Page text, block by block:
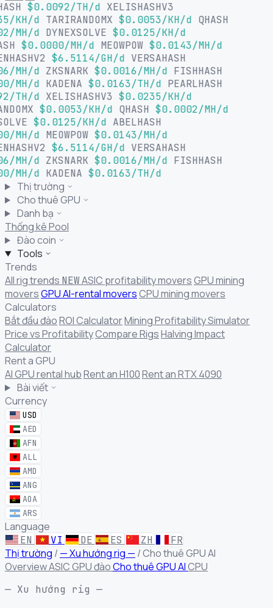
$0.0092/TH/d
XELISHASHV3
KH/d
TARIRANDOMX $0.0053/KH/d
QHASH
MH/d
DYNEXSOLVE $0.0125/KH/d
$0.0000/MH/d MEOWPOW $0.0143/MH/d
$6.5114/GH/d
VERSAHASH
MH/d
ZKSNARK $0.0016/MH/d
FISHHASH
MH/d
KADENA $0.0163/TH/d
PEARLHASH
TH/d
XELISHASHV3 $0.0235/KH/d
$0.0053/KH/d QHASH $0.0002/MH/d
$0.0125/KH/d
ABELHASH
MH/d
MEOWPOW $0.0143/MH/d
$6.5114/GH/d
VERSAHASH
MH/d
ZKSNARK $0.0016/MH/d
FISHHASH
MH/d
KADENA $0.0163/TH/d
Thị trường
Cho thuê GPU
Danh bạ
Thống kê Pool
Đào coin
Tools
Trends
All rig trends NEWASIC profitability moversGPU mining
moversGPU AI-rental moversCPU mining movers
Calculators
Bắt đầu đàoROI CalculatorMining Profitability Simulator
Price vs ProfitabilityCompare RigsHalving Impact
Calculator
Rent a GPU
AI GPU rental hubRent an H100Rent an RTX 4090
Bài viết
Currency
USD
AED
AFN
ALL
AMD
ANG
AOA
ARS
Language
EN VI DE ES ZH FR
Thị trường / — Xu hướng rig — /Cho thuê GPU AI
OverviewASICGPU đàoCho thuê GPU AICPU
— Xu hướng rig —